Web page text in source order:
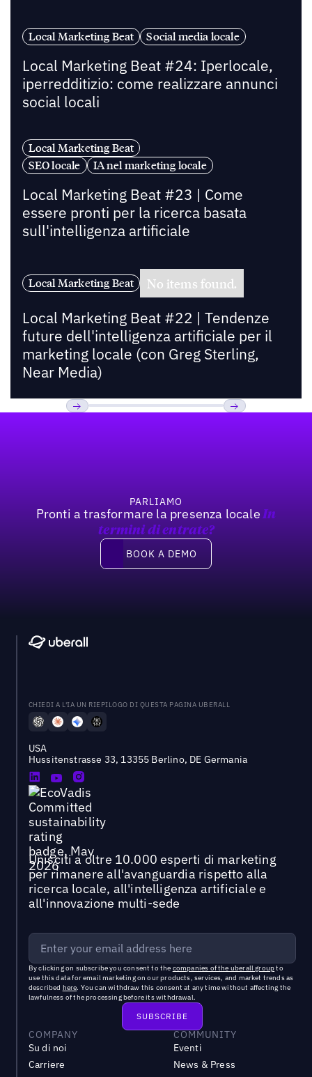
Local Marketing Beat Social media locale
Local Marketing Beat #24: Iperlocale,
iperredditizio: come realizzare annunci
social locali
Local Marketing Beat
SEO locale
IA nel marketing locale
Local Marketing Beat #23 | Come
essere pronti per la ricerca basata
sull'intelligenza artificiale
Local Marketing Beat No items found.
Local Marketing Beat #22 | Tendenze
future dell'intelligenza artificiale per il
marketing locale (con Greg Sterling,
Near Media)
PARLIAMO
Pronti a trasformare la presenza locale In
termini di entrate?
Book a demo
BOOK A DEMO
CHIEDI A L'IA UN RIEPILOGO DI QUESTA PAGINA UBERALL
USA
Hussitenstrasse 33, 13355 Berlino, DE Germania
Unisciti a oltre 10.000 esperti di marketing
per rimanere all'avanguardia rispetto alla
ricerca locale, all'intelligenza artificiale e
all'innovazione multi-sede
By clicking on subscribe you consent to the companies of the uberall groupto
use this data for email marketing on our products, services, and market trends as
described here. You can withdraw this consent at any time without affecting the
lawfulness of the processing before its withdrawal.
COMPANY
Su di noi
Carriere
COMMUNITY
Eventi
News & Press